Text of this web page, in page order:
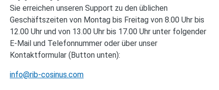
Sie erreichen unseren Support zu den üblichen
Geschäftszeiten von Montag bis Freitag von 8.00 Uhr bis
12.00 Uhr und von 13.00 Uhr bis 17.00 Uhr unter folgender
E-Mail und Telefonnummer oder über unser
Kontaktformular (Button unten):
info@rib-cosinus.com